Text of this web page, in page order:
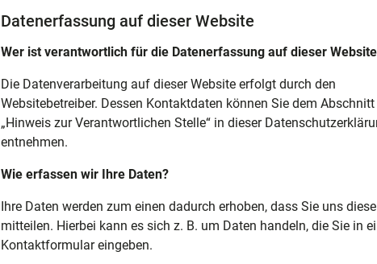
Datenerfassung auf dieser Website
Wer ist verantwortlich für die Datenerfassung auf dieser
Die Datenverarbeitung auf dieser Website erfolgt durch den
Websitebetreiber. Dessen Kontaktdaten können Sie dem Abschnitt
„Hinweis zur Verantwortlichen Stelle“ in dieser
entnehmen.
Wie erfassen wir Ihre Daten?
Ihre Daten werden zum einen dadurch erhoben, dass Sie uns diese
mitteilen. Hierbei kann es sich z. B. um Daten handeln, die Sie in
Kontaktformular eingeben.